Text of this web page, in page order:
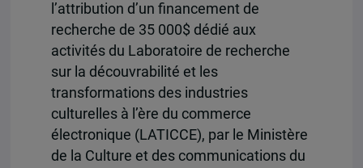
l’attribution d’un financement de
recherche de 35 000$ dédié aux
activités du Laboratoire de recherche
sur la découvrabilité et les
transformations des industries
culturelles à l’ère du commerce
électronique (LATICCE), par le Ministère
de la Culture et des communications du